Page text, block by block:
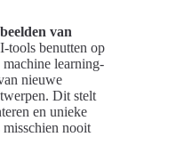
van
tools benutten op
learning-
nieuwe
Dit stelt
en unieke
nooit